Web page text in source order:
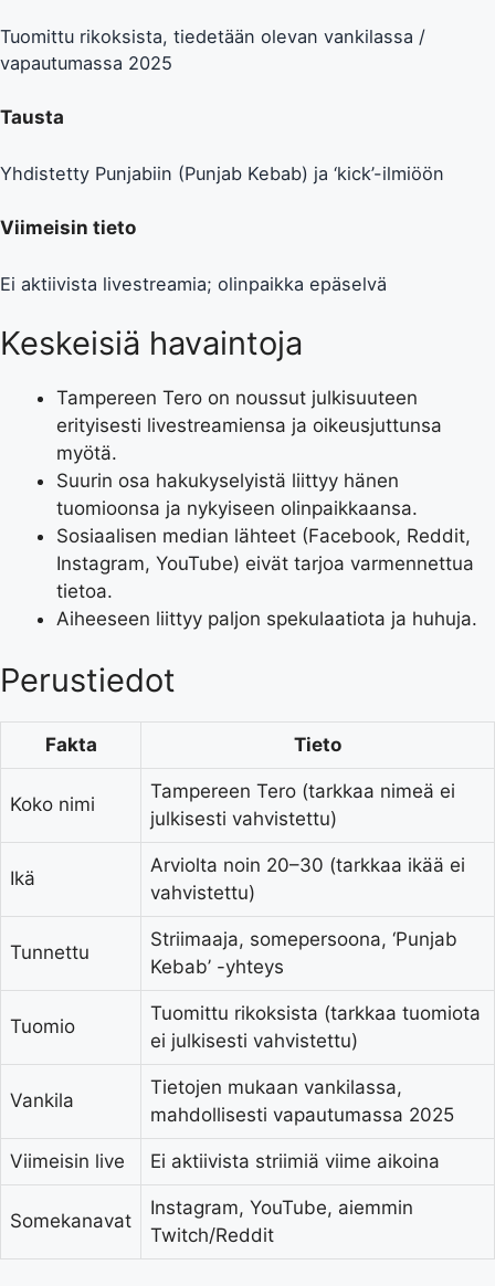
Tuomittu rikoksista, tiedetään olevan vankilassa /
vapautumassa 2025
Tausta
Yhdistetty Punjabiin (Punjab Kebab) ja ‘kick’-ilmiöön
Viimeisin tieto
Ei aktiivista livestreamia; olinpaikka epäselvä
Keskeisiä havaintoja
Tampereen Tero on noussut julkisuuteen
erityisesti livestreamiensa ja oikeusjuttunsa
myötä.
Suurin osa hakukyselyistä liittyy hänen
tuomioonsa ja nykyiseen olinpaikkaansa.
Sosiaalisen median lähteet (Facebook, Reddit,
Instagram, YouTube) eivät tarjoa varmennettua
tietoa.
Aiheeseen liittyy paljon spekulaatiota ja huhuja.
Perustiedot
Fakta Tieto
Koko nimi
Tampereen Tero (tarkkaa nimeä ei
julkisesti vahvistettu)
Ikä
Arviolta noin 20–30 (tarkkaa ikää ei
vahvistettu)
Tunnettu
Striimaaja, somepersoona, ‘Punjab
Kebab’ -yhteys
Tuomio
Tuomittu rikoksista (tarkkaa tuomiota
ei julkisesti vahvistettu)
Vankila
Tietojen mukaan vankilassa,
mahdollisesti vapautumassa 2025
Viimeisin live Ei aktiivista striimiä viime aikoina
Somekanavat
Instagram, YouTube, aiemmin
Twitch/Reddit